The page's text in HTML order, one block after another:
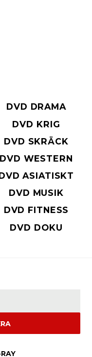
DVD DRAMA
DVD KRIG
DVD SKRÄCK
DVD WESTERN
ASIATISKT
DVD MUSIK
DVD FITNESS
DVD DOKU